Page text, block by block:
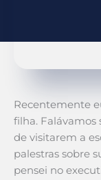
Recentemente
filha. Falávamos
de visitarem a
palestras sobre
pensei no